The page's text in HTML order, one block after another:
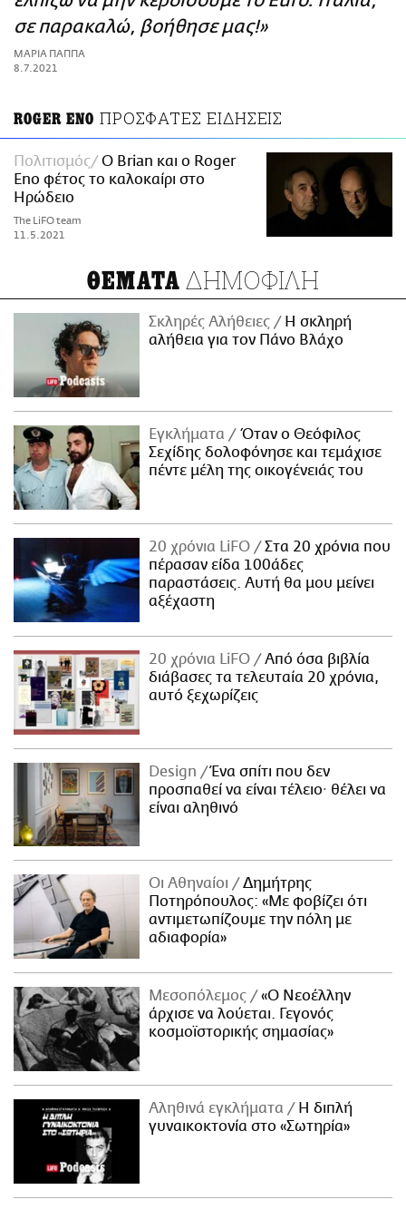
ΑΜΠΑ
PRINT
σε παρακαλώ, βοήθησε μας!»
ΜΑΡΙΑ ΠΑΠΠΑ
8.7.2021
ROGER ENO ΠΡΟΣΦΑΤΕΣ ΕΙΔΗΣΕΙΣ
Πολιτισμός
Ο Brian και ο Roger
Eno φέτος το καλοκαίρι στο
Ηρώδειο
The LiFO team
11.5.2021
ΘΕΜΑΤΑ ΔΗΜΟΦΙΛΗ
Σκληρές Αλήθειες
H σκληρή
αλήθεια για τον Πάνο Βλάχο
Εγκλήματα
Όταν ο Θεόφιλος
Σεχίδης δολοφόνησε και τεμάχισε
πέντε μέλη της οικογένειάς του
20 χρόνια LiFO
Στα 20 χρόνια που
πέρασαν είδα 100άδες
παραστάσεις. Αυτή θα μου μείνει
αξέχαστη
20 χρόνια LiFO
Από όσα βιβλία
διάβασες τα τελευταία 20 χρόνια,
αυτό ξεχωρίζεις
Design
Ένα σπίτι που δεν
προσπαθεί να είναι τέλειο· θέλει να
είναι αληθινό
Οι Αθηναίοι
Δημήτρης
Ποτηρόπουλος: «Με φοβίζει ότι
αντιμετωπίζουμε την πόλη με
αδιαφορία»
Μεσοπόλεμος
«Ο Νεοέλλην
άρχισε να λούεται. Γεγονός
κοσμοϊστορικής σημασίας»
Αληθινά εγκλήματα
Η διπλή
γυναικοκτονία στο «Σωτηρία»